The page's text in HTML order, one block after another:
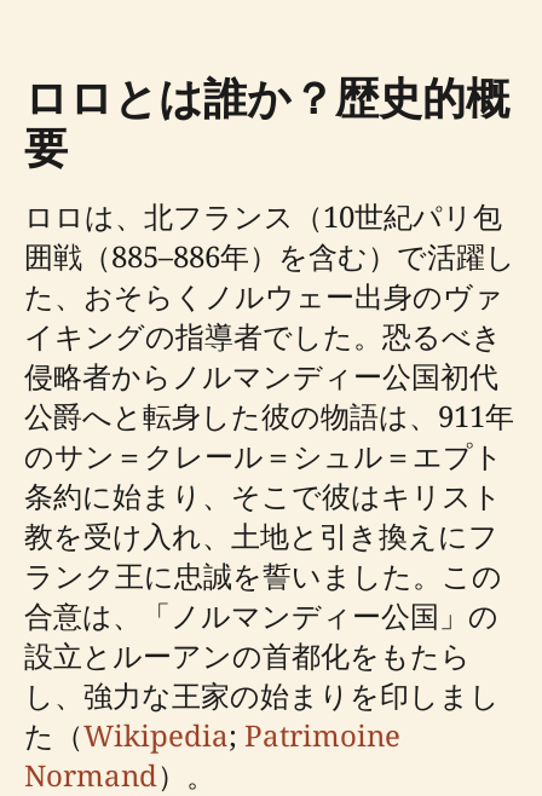
ロロとは誰か？歴史的概
要
ロロは、北フランス（10世紀パリ包
囲戦（885–886年）を含む）で活躍し
た、おそらくノルウェー出身のヴァ
イキングの指導者でした。恐るべき
侵略者からノルマンディー公国初代
公爵へと転身した彼の物語は、911年
のサン＝クレール＝シュル＝エプト
条約に始まり、そこで彼はキリスト
教を受け入れ、土地と引き換えにフ
ランク王に忠誠を誓いました。この
合意は、「ノルマンディー公国」の
設立とルーアンの首都化をもたら
し、強力な王家の始まりを印しまし
た（Wikipedia; Patrimoine
Normand）。